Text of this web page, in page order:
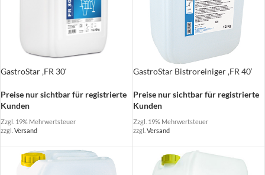
GastroStar ‚FR 30‘
Preise nur sichtbar für registrierte
Kunden
Zzgl. 19% Mehrwertsteuer
zzgl. Versand
GastroStar Bistroreiniger ‚FR 40‘
Preise nur sichtbar für registrierte
Kunden
Zzgl. 19% Mehrwertsteuer
zzgl. Versand